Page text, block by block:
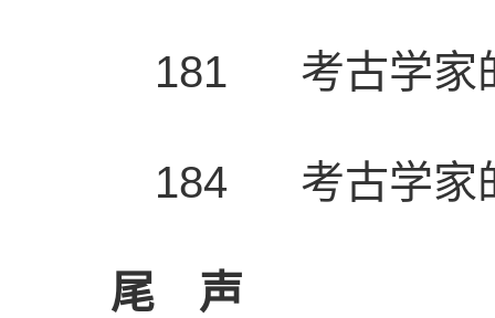
181 考古学家
184 考古学家
尾 声